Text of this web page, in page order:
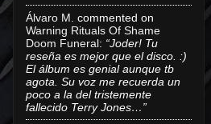
Álvaro M. commented on
Warning Rituals Of Shame
Doom Funeral: “Joder! Tu
reseña es mejor que el disco. :)
El álbum es genial aunque tb
agota. Su voz me recuerda un
poco a la del tristemente
fallecido Terry Jones…”